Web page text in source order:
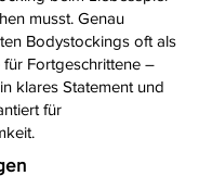
musst. Genau
Bodystockings oft als
für Fortgeschrittene –
klares Statement und
für